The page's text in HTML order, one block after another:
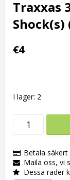
Traxxas
€4
I lager: 2
Betala
Maila oss, vi
Dessa rader